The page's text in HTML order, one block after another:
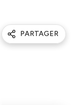
PARTAGER